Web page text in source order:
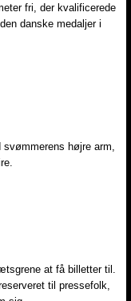
fri, der kvalificerede
danske medaljer i
højre arm,
at få billetter til.
til pressefolk,